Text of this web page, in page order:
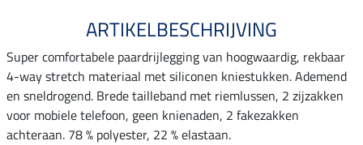
ARTIKELBESCHRIJVING
Super comfortabele paardrijlegging van hoogwaardig, rekbaar
4-way stretch materiaal met siliconen kniestukken. Ademend
en sneldrogend. Brede tailleband met riemlussen, 2 zijzakken
voor mobiele telefoon, geen knienaden, 2 fakezakken
achteraan. 78 % polyester, 22 % elastaan.